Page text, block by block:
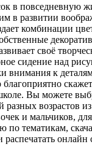
в повседневную
в развитии
комбинации
своё
сидение над
внимания к
Вы можете
разных возрастов
и мальчиков,
по тематикам,
онлайн